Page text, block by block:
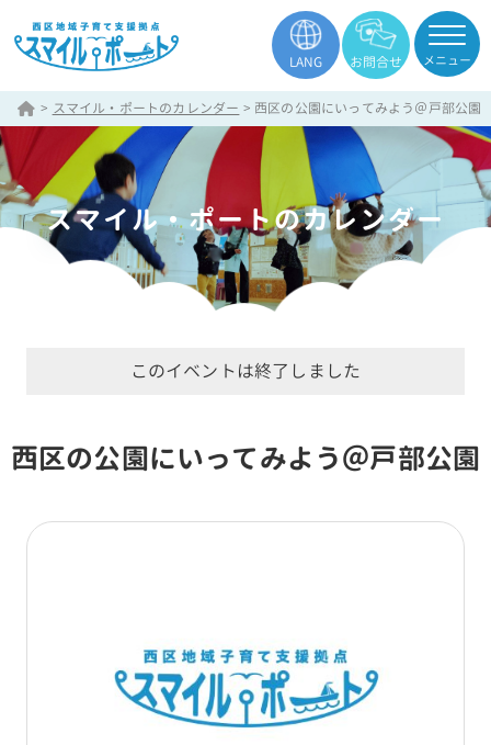
LANG お問合せ メニュー
> スマイル・ポートのカレンダー > 西区の公園にいってみよう＠戸部公園
スマイル・ポートのカレンダー
このイベントは終了しました
西区の公園にいってみよう＠戸部公園